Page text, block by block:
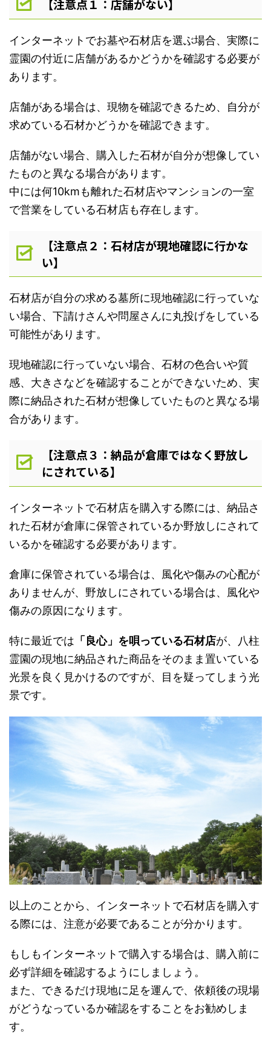
【注意点１：店舗がない】
インターネットでお墓や石材店を選ぶ場合、実際に
霊園の付近に店舗があるかどうかを確認する必要が
あります。
店舗がある場合は、現物を確認できるため、自分が
求めている石材かどうかを確認できます。
店舗がない場合、購入した石材が自分が想像してい
たものと異なる場合があります。
中には何10kmも離れた石材店やマンションの一室
で営業をしている石材店も存在します。
【注意点２：石材店が現地確認に行かな
い】
石材店が自分の求める墓所に現地確認に行っていな
い場合、下請けさんや問屋さんに丸投げをしている
可能性があります。
現地確認に行っていない場合、石材の色合いや質
感、大きさなどを確認することができないため、実
際に納品された石材が想像していたものと異なる場
合があります。
【注意点３：納品が倉庫ではなく野放し
にされている】
インターネットで石材店を購入する際には、納品さ
れた石材が倉庫に保管されているか野放しにされて
いるかを確認する必要があります。
倉庫に保管されている場合は、風化や傷みの心配が
ありませんが、野放しにされている場合は、風化や
傷みの原因になります。
特に最近では 「良心」を唄っている石材店が、八柱
霊園の現地に納品された商品をそのまま置いている
光景を良く見かけるのですが、目を疑ってしまう光
景です。
以上のことから、インターネットで石材店を購入す
る際には、注意が必要であることが分かります。
もしもインターネットで購入する場合は、購入前に
必ず詳細を確認するようにしましょう。
また、できるだけ現地に足を運んで、依頼後の現場
がどうなっているか確認をすることをお勧めしま
す。